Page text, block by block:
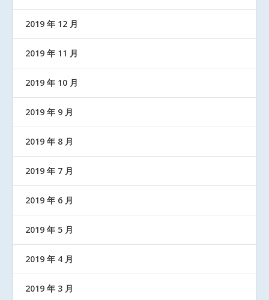
2019 年 12 月
2019 年 11 月
2019 年 10 月
2019 年 9 月
2019 年 8 月
2019 年 7 月
2019 年 6 月
2019 年 5 月
2019 年 4 月
2019 年 3 月